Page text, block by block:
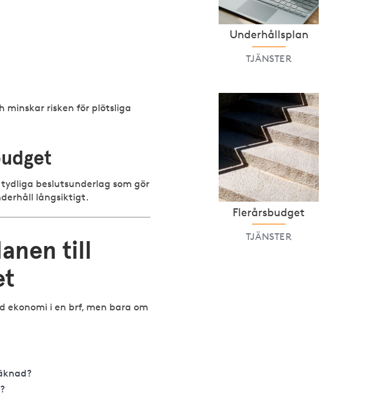
minskar risken för plötsliga
beslutsunderlag som gör
långsiktigt.
till
ekonomi i en brf, men bara om
Underhålls­plan
TJÄNSTER
Flerårsbudget
TJÄNSTER